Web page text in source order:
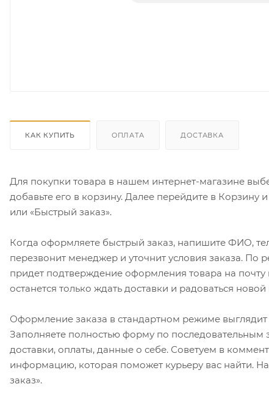
КАК КУПИТЬ ОПЛАТА ДОСТАВКА
Для покупки товара в нашем интернет-магазине
добавьте его в корзину. Далее перейдите в Корзину
или «Быстрый заказ».
Когда оформляете быстрый заказ, напишите ФИО,
перезвонит менеджер и уточнит условия заказа. По
придет подтверждение оформления товара на
останется только ждать доставки и радоваться
Оформление заказа в стандартном режиме
Заполняете полностью форму по последовательным
доставки, оплаты, данные о себе. Советуем в
информацию, которая поможет курьеру вас найти.
заказ».